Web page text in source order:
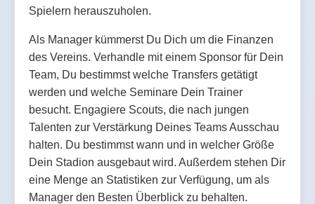
Spielern herauszuholen.
Als Manager kümmerst Du Dich um die Finanzen
des Vereins. Verhandle mit einem Sponsor für Dein
Team, Du bestimmst welche Transfers getätigt
werden und welche Seminare Dein Trainer
besucht. Engagiere Scouts, die nach jungen
Talenten zur Verstärkung Deines Teams Ausschau
halten. Du bestimmst wann und in welcher Größe
Dein Stadion ausgebaut wird. Außerdem stehen Dir
eine Menge an Statistiken zur Verfügung, um als
Manager den Besten Überblick zu behalten.